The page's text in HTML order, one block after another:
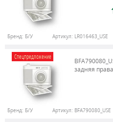
Бренд: Б/У Артикул: LR016463_USE
Спецпредложение
задняя
Бренд: Б/У Артикул: BFA790080_USE